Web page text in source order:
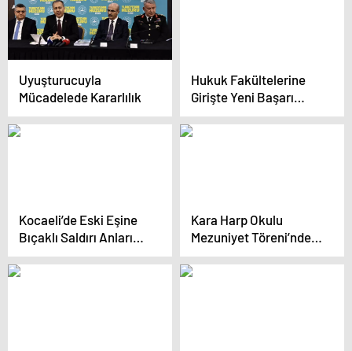
Uyuşturucuyla
Mücadelede Kararlılık
Hukuk Fakültelerine
Girişte Yeni Başarı
Kriteri Belirlendi
Kocaeli’de Eski Eşine
Bıçaklı Saldırı Anları
Cep Telefonu
Kamerasında
Kara Harp Okulu
Mezuniyet Töreni’nde
Disiplin Cezaları